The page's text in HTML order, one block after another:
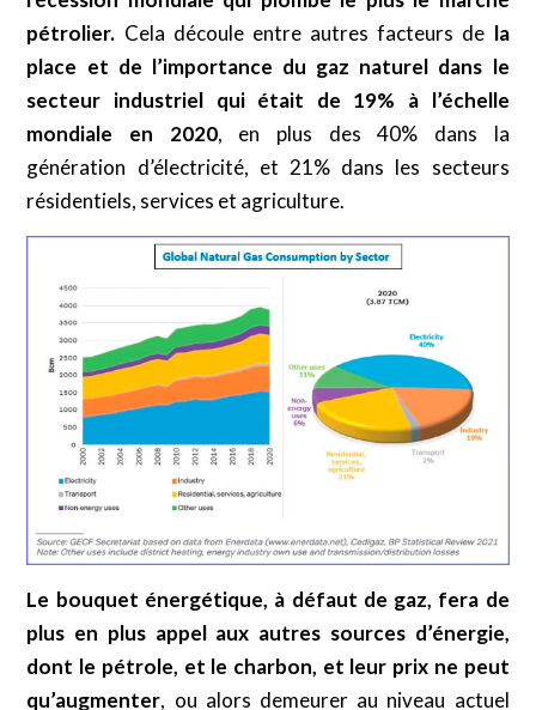
pétrolier. Cela découle entre autres facteurs de la
place et de l’importance du gaz naturel dans le
secteur industriel qui était de 19% à l’échelle
mondiale en 2020, en plus des 40% dans la
génération d’électricité, et 21% dans les secteurs
résidentiels, services et agriculture.
Le bouquet énergétique, à défaut de gaz, fera de
plus en plus appel aux autres sources d’énergie,
dont le pétrole, et le charbon, et leur prix ne peut
qu’augmenter, ou alors demeurer au niveau actuel